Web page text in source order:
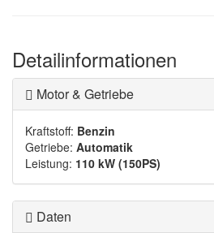
Detailinformationen
Motor & Getriebe
Kraftstoff: Benzin
Getriebe: Automatik
Leistung: 110 kW (150PS)
Daten